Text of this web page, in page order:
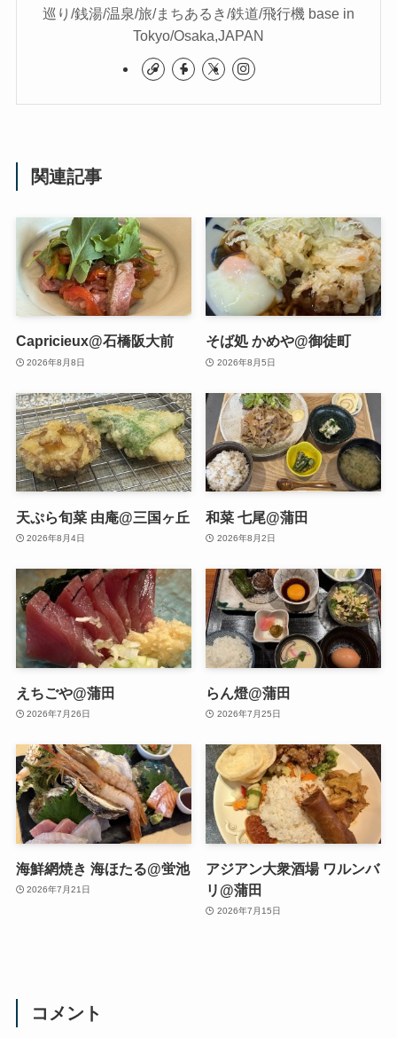
巡り/銭湯/温泉/旅/まちあるき/鉄道/飛行機 base in
Tokyo/Osaka,JAPAN
関連記事
Capricieux@石橋阪大前
2026年8月8日
そば処 かめや@御徒町
2026年8月5日
天ぷら旬菜 由庵@三国ヶ丘
2026年8月4日
和菜 七尾@蒲田
2026年8月2日
えちごや@蒲田
2026年7月26日
らん燈@蒲田
2026年7月25日
海鮮網焼き 海ほたる@蛍池
2026年7月21日
アジアン大衆酒場 ワルンバ
リ@蒲田
2026年7月15日
コメント